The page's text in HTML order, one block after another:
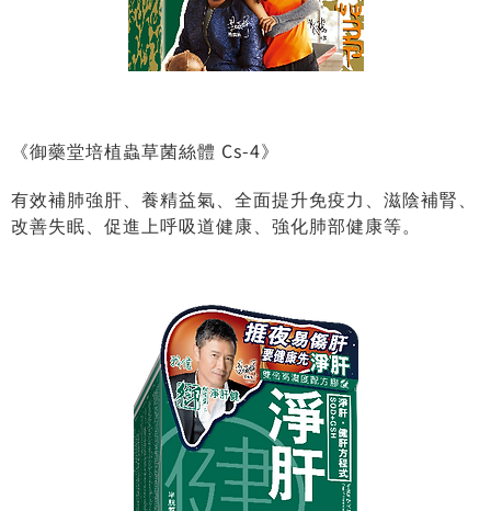
《御藥堂培植蟲草菌絲體 Cs-4》
有效補肺強肝、養精益氣、全面提升免疫力、滋陰補腎、
改善失眠、促進上呼吸道健康、強化肺部健康等。